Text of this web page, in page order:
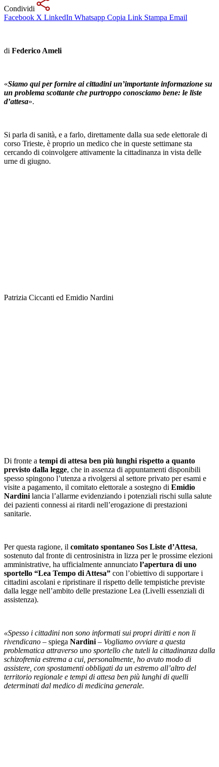
Condividi
Facebook X LinkedIn Whatsapp Copia Link Stampa Email
di Federico Ameli
«Siamo qui per fornire ai cittadini un’importante informazione su
un problema scottante che purtroppo conosciamo bene: le liste
d’attesa».
Si parla di sanità, e a farlo, direttamente dalla sua sede elettorale di
corso Trieste, è proprio un medico che in queste settimane sta
cercando di coinvolgere attivamente la cittadinanza in vista delle
urne di giugno.
Patrizia Ciccanti ed Emidio Nardini
Di fronte a tempi di attesa ben più lunghi rispetto a quanto
previsto dalla legge, che in assenza di appuntamenti disponibili
spesso spingono l’utenza a rivolgersi al settore privato per esami e
visite a pagamento, il comitato elettorale a sostegno di Emidio
Nardini lancia l’allarme evidenziando i potenziali rischi sulla salute
dei pazienti connessi ai ritardi nell’erogazione di prestazioni
sanitarie.
Per questa ragione, il comitato spontaneo Sos Liste d’Attesa,
sostenuto dal fronte di centrosinistra in lizza per le prossime elezioni
amministrative, ha ufficialmente annunciato l’apertura di uno
sportello “Lea Tempo di Attesa” con l’obiettivo di supportare i
cittadini ascolani e ripristinare il rispetto delle tempistiche previste
dalla legge nell’ambito delle prestazione Lea (Livelli essenziali di
assistenza).
«Spesso i cittadini non sono informati sui propri diritti e non li
rivendicano – spiega Nardini – Vogliamo ovviare a questa
problematica attraverso uno sportello che tuteli la cittadinanza dalla
schizofrenia estrema a cui, personalmente, ho avuto modo di
assistere, con spostamenti obbligati da un estremo all’altro del
territorio regionale e tempi di attesa ben più lunghi di quelli
determinati dal medico di medicina generale.